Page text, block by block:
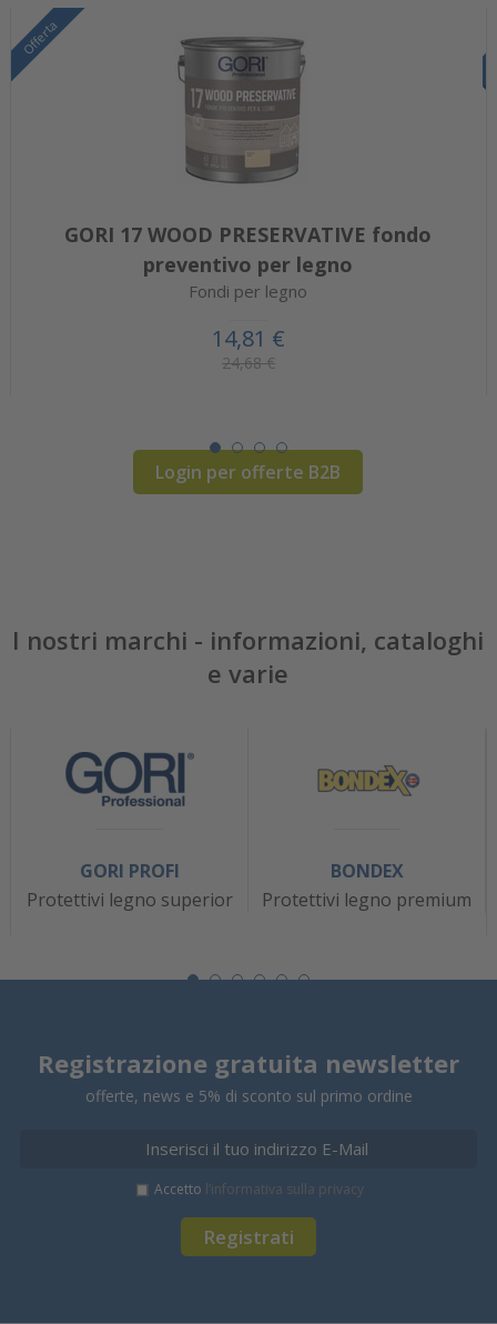
Offerta
GORI 17 WOOD PRESERVATIVE fondo
preventivo per legno
Fondi per legno
14,81 €
24,68 €
Login per offerte B2B
I nostri marchi - informazioni, cataloghi
e varie
GORI PROFI
Protettivi legno superior
BONDEX
Protettivi legno premium
Registrazione gratuita newsletter
offerte, news e 5% di sconto sul primo ordine
Registrati
Accetto l’informativa sulla privacy